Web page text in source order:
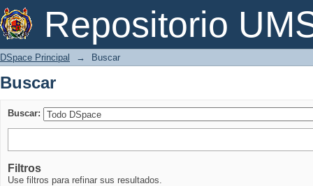
Repositorio
Buscar
DSpace Principal → Buscar
Buscar
Buscar:
Filtros
Use filtros para refinar sus resultados.